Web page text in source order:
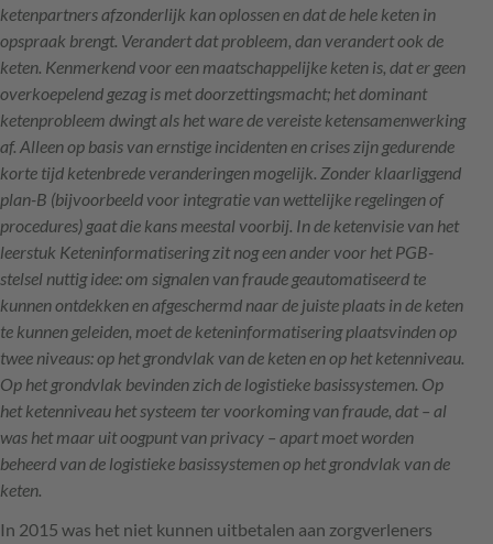
ketenpartners afzonderlijk kan oplossen en dat de hele keten in
opspraak brengt. Verandert dat probleem, dan verandert ook de
keten. Kenmerkend voor een maatschappelijke keten is, dat er geen
overkoepelend gezag is met doorzettingsmacht; het dominant
ketenprobleem dwingt als het ware de vereiste ketensamenwerking
af. Alleen op basis van ernstige incidenten en crises zijn gedurende
korte tijd ketenbrede veranderingen mogelijk. Zonder klaarliggend
plan-B (bijvoorbeeld voor integratie van wettelijke regelingen of
procedures) gaat die kans meestal voorbij. In de ketenvisie van het
leerstuk Keteninformatisering zit nog een ander voor hetPGB-
stelsel nuttig idee: om signalen van fraude geautomatiseerd te
kunnen ontdekken en afgeschermd naar de juiste plaats in de keten
te kunnen geleiden, moet de keteninformatisering plaatsvinden op
twee niveaus: op het grondvlak van de keten en op het ketenniveau.
Op het grondvlak bevinden zich de logistieke basissystemen. Op
het ketenniveau het systeem ter voorkoming van fraude, dat – al
was het maar uit oogpunt van privacy – apart moet worden
beheerd van de logistieke basissystemen op het grondvlak van de
keten.
In 2015 was het niet kunnen uitbetalen aan zorgverleners